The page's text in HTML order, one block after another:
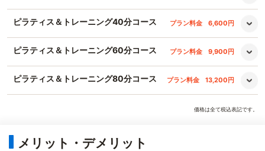
ピラティス＆トレーニング40分コース プラン料金 6,600円
ピラティス＆トレーニング60分コース プラン料金 9,900円
ピラティス＆トレーニング80分コース プラン料金 13,200円
価格は全て税込表記です。
メリット・デメリット